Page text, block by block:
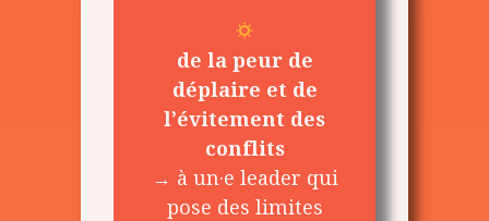
de la peur de
déplaire et de
l’évitement des
conflits
→ à un·e leader qui
pose des limites